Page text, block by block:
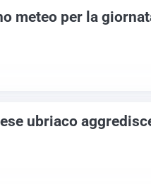
meteo per la
ubriaco